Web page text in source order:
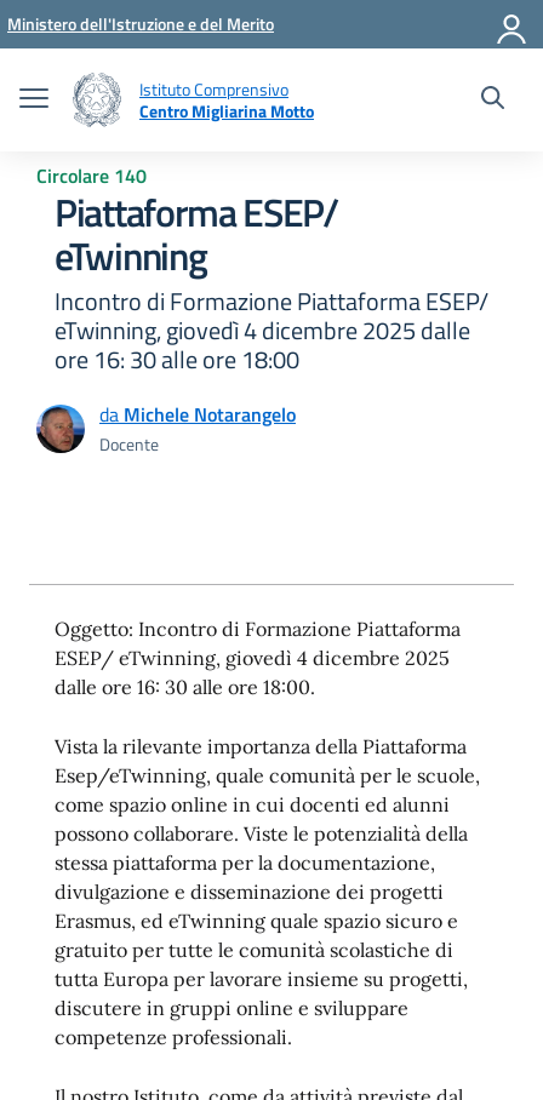
Vai ai contenuti
Vai al menu di navigazione
Vai al footer
Ministero dell'Istruzione e del Merito
Istituto Comprensivo
Centro Migliarina Motto
Circolare 140
Piattaforma ESEP/
eTwinning
Incontro di Formazione Piattaforma ESEP/
eTwinning, giovedì 4 dicembre 2025 dalle
ore 16: 30 alle ore 18:00
da Michele Notarangelo
Docente
Oggetto: Incontro di Formazione Piattaforma
ESEP/ eTwinning, giovedì 4 dicembre 2025
dalle ore 16: 30 alle ore 18:00.
Vista la rilevante importanza della Piattaforma
Esep/eTwinning, quale comunità per le scuole,
come spazio online in cui docenti ed alunni
possono collaborare. Viste le potenzialità della
stessa piattaforma per la documentazione,
divulgazione e disseminazione dei progetti
Erasmus, ed eTwinning quale spazio sicuro e
gratuito per tutte le comunità scolastiche di
tutta Europa per lavorare insieme su progetti,
discutere in gruppi online e sviluppare
competenze professionali.